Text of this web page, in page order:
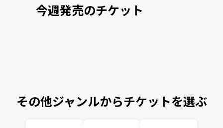
今週発売のチケット
その他ジャンルからチケットを選ぶ